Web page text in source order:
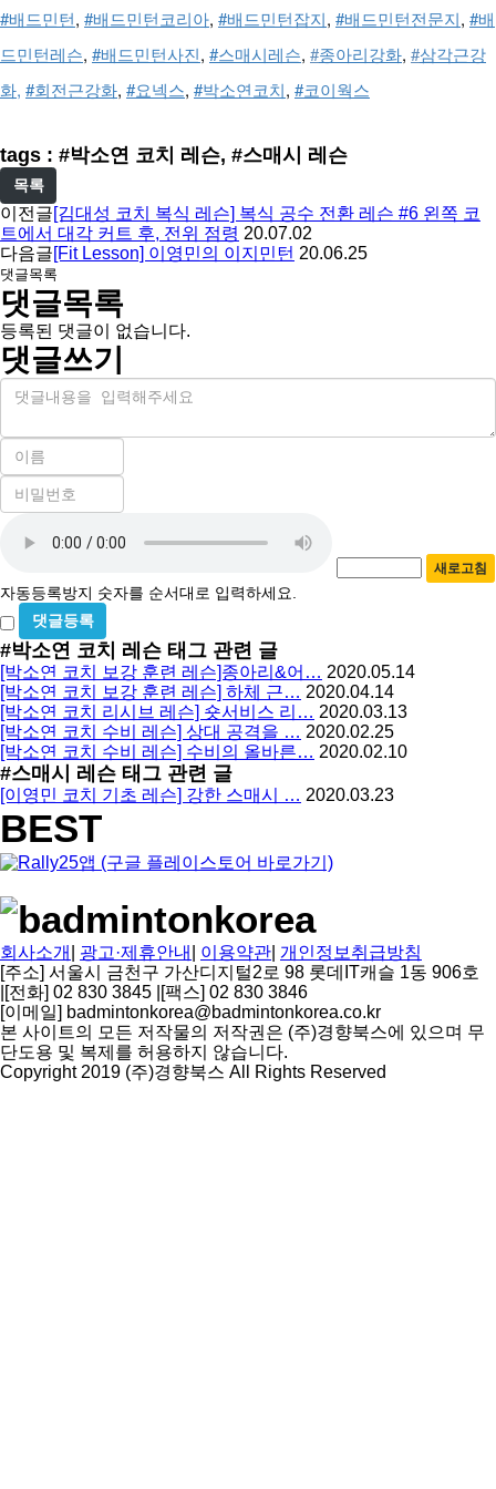
#배드민턴, #배드민턴코리아, #배드민턴잡지, #배드민턴전문지, #배
드민턴레슨, #배드민턴사진, #스매시레슨, #종아리강화, #삼각근강
화, #회전근강화, #요넥스, #박소연코치, #코이웍스
tags : #박소연 코치 레슨, #스매시 레슨
목록
이전글[김대성 코치 복식 레슨] 복식 공수 전환 레슨 #6 왼쪽 코
트에서 대각 커트 후, 전위 점령 20.07.02
다음글[Fit Lesson] 이영민의 이지민턴 20.06.25
댓글목록
댓글목록
등록된 댓글이 없습니다.
댓글쓰기
내
이
필
수
비
밀
수
록
방
지
새로고침
자동등록방지 숫자를 순서대로 입력하세요.
비
밀
글
사
용
#박소연 코치 레슨 태그 관련 글
[박소연 코치 보강 훈련 레슨]종아리&어… 2020.05.14
[박소연 코치 보강 훈련 레슨] 하체 근… 2020.04.14
[박소연 코치 리시브 레슨] 숏서비스 리… 2020.03.13
[박소연 코치 수비 레슨] 상대 공격을 … 2020.02.25
[박소연 코치 수비 레슨] 수비의 올바른… 2020.02.10
#스매시 레슨 태그 관련 글
[이영민 코치 기초 레슨] 강한 스매시 … 2020.03.23
BEST
회사소개 광고·제휴안내 이용약관 개인정보취급방침
[주소] 서울시 금천구 가산디지털2로 98 롯데IT캐슬 1동 906호
[전화] 02 830 3845 [팩스] 02 830 3846
[이메일] badmintonkorea@badmintonkorea.co.kr
본 사이트의 모든 저작물의 저작권은 (주)경향북스에 있으며 무
단도용 및 복제를 허용하지 않습니다.
Copyright 2019 (주)경향북스 All Rights Reserved